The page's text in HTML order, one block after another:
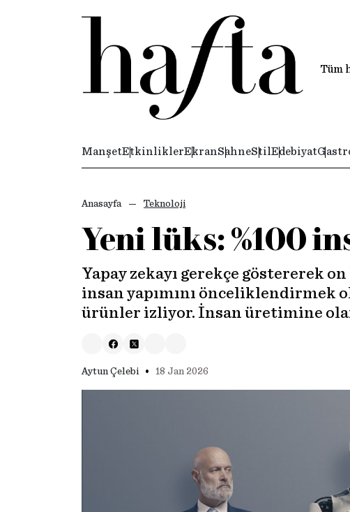
Tüm
ManşetEtkinliklerEkranSahneStil Edebiyat
Anasayfa Teknoloji
Yeni lüks: %100
Yapay zekayı gerekçe göstererek
insan yapımını önceliklendirmek
ürünler izliyor. İnsan üretimine
Aytun Çelebi • 18 Jan 2026